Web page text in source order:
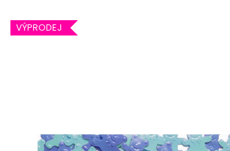
VÝPRODEJ